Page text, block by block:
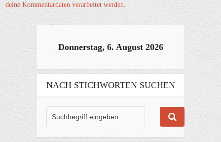
deine Kommentardaten verarbeitet werden.
Donnerstag, 6. August 2026
NACH STICHWORTEN SUCHEN